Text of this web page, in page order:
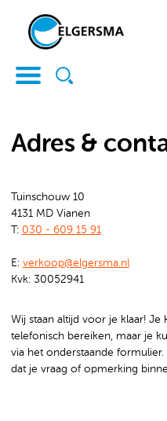
Adres &
Tuinschouw 10
4131 MD Vianen
T: 030 - 609 15 91
E: verkoop@elgersma.nl
Kvk: 30052941
Wij staan altijd voor je klaar!
telefonisch bereiken, maar je
via het onderstaande
dat je vraag of opmerking